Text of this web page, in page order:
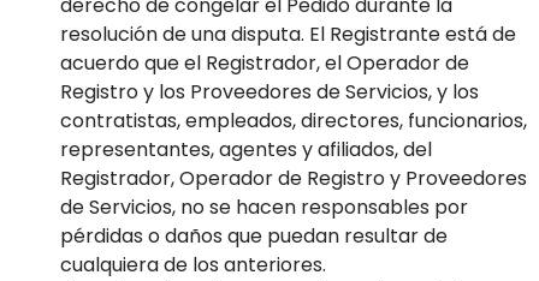
resolución de una disputa. El Registrante está de
acuerdo que el Registrador, el Operador de
Registro y los Proveedores de Servicios, y los
contratistas, empleados, directores, funcionarios,
representantes, agentes y afiliados, del
Registrador, Operador de Registro y Proveedores
de Servicios, no se hacen responsables por
pérdidas o daños que puedan resultar de
cualquiera de los anteriores.